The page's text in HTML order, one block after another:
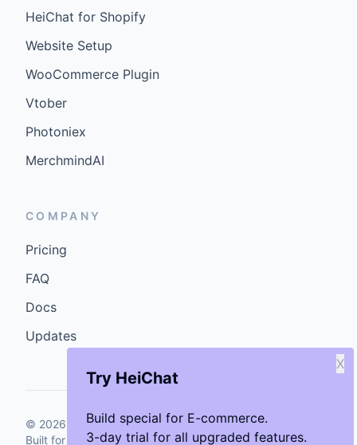
Try HeiChat
Build special for E-commerce.
3-day trial for all upgraded features.
X
HeiChat for Shopify
Website Setup
WooCommerce Plugin
Vtober
Photoniex
MerchmindAI
COMPANY
Pricing
FAQ
Docs
Updates
© 2026 GenCybers Inc. All rights reserved.
Built for storefronts that want faster answers and cleaner